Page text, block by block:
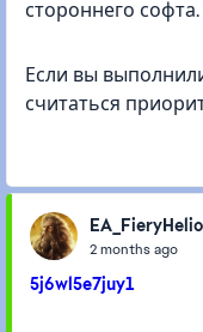
стороннего софта.
Если вы
считаться
2 months ago
5j6wl5e7juy1